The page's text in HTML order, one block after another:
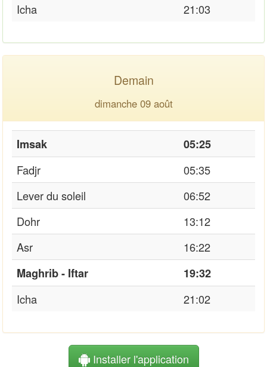
Icha
21:03
Demain
dimanche 09 août
Imsak
05:25
Fadjr
05:35
Lever du soleil
06:52
Dohr
13:12
Asr
16:22
Maghrib - Iftar
19:32
Icha
21:02
Installer l'application